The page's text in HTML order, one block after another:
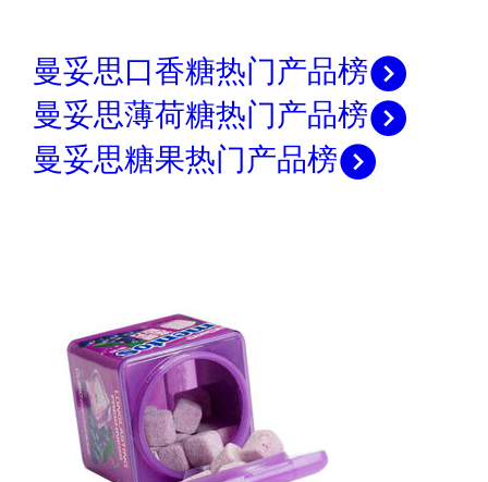
曼妥思口香糖热门产品榜
曼妥思薄荷糖热门产品榜
曼妥思糖果热门产品榜